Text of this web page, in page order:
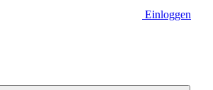
Einloggen